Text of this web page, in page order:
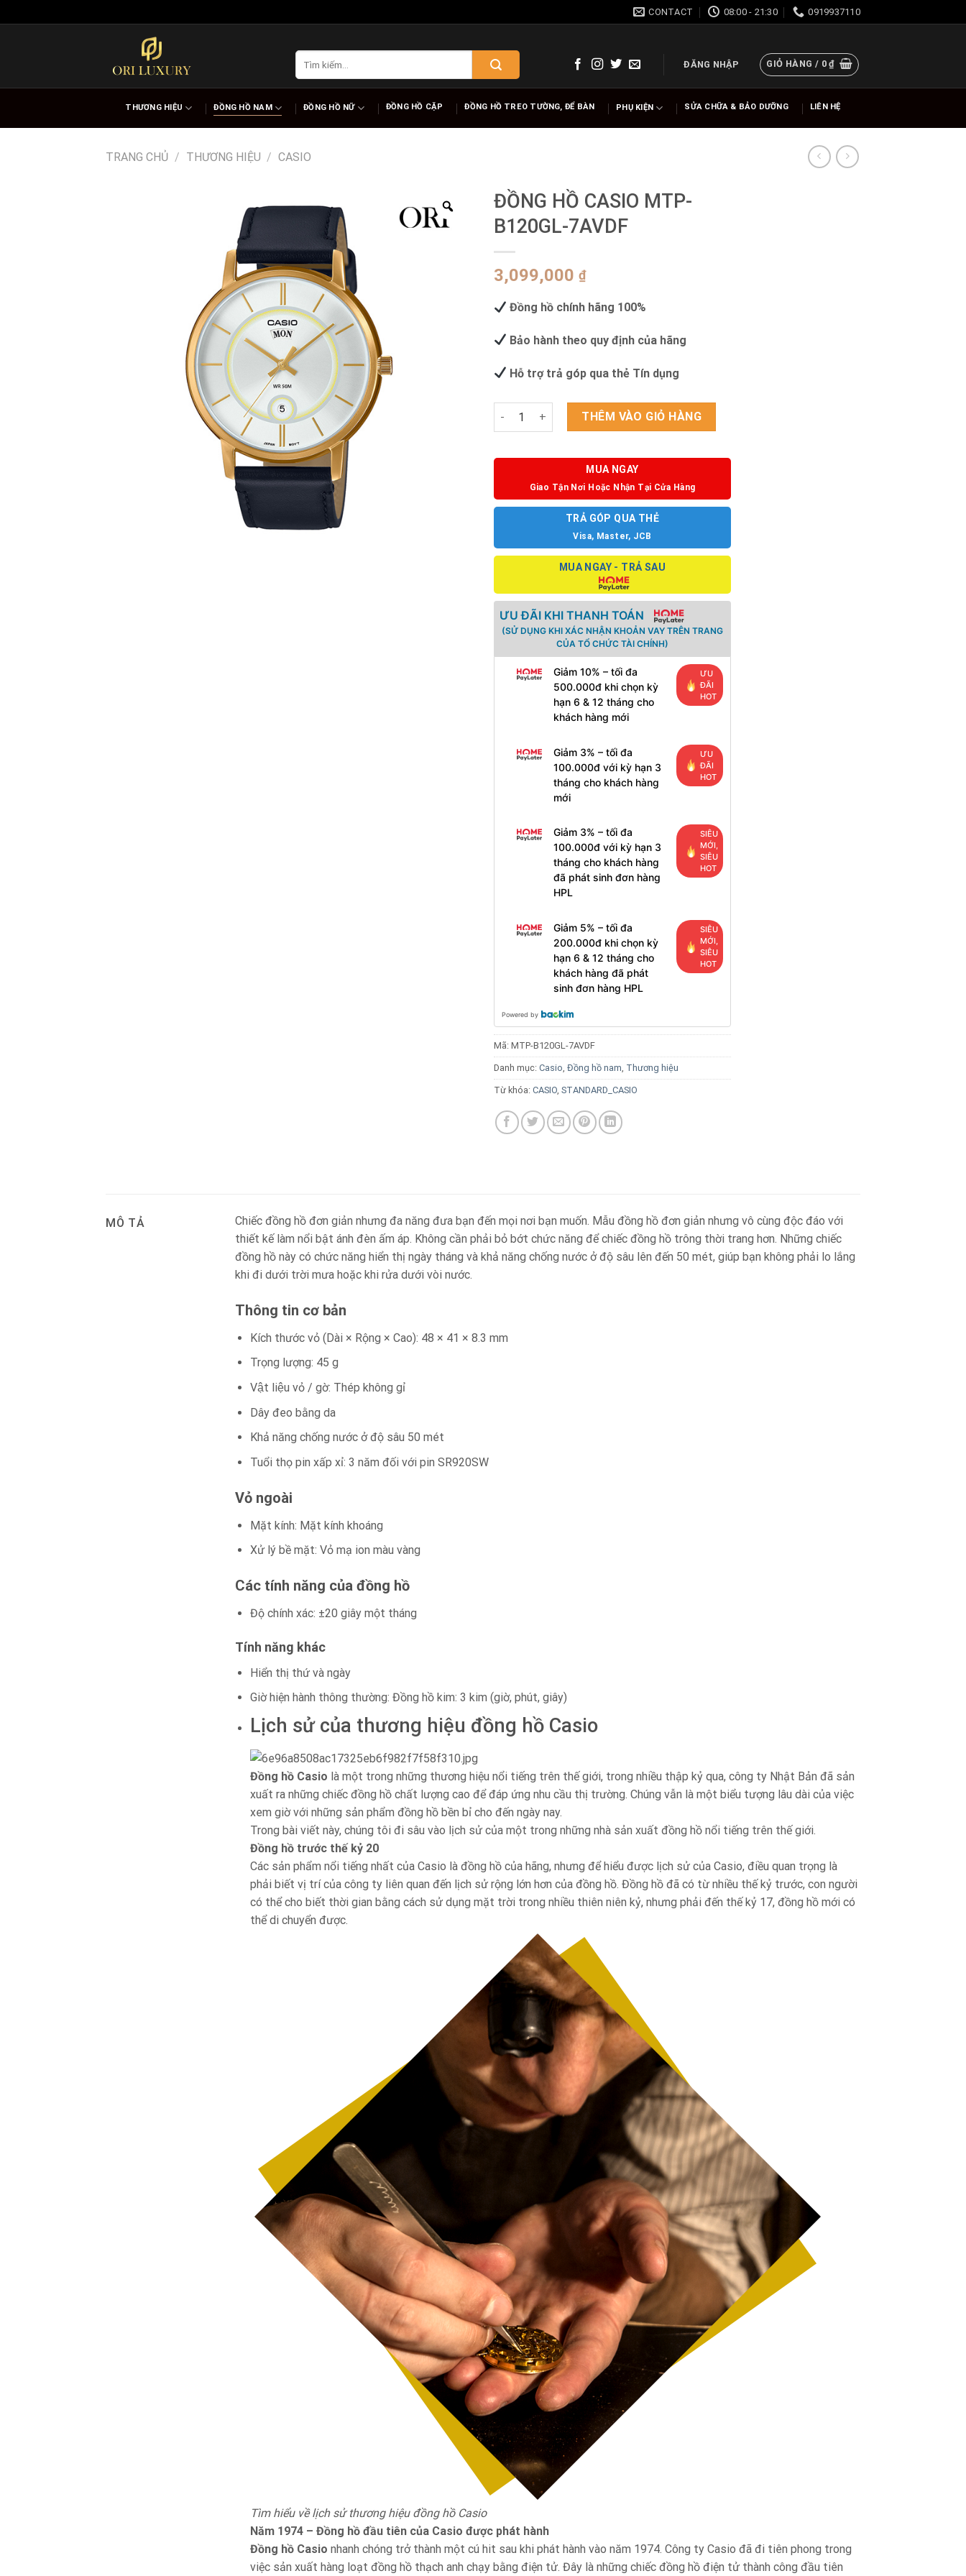
to
CONTACT 08:00 - 21:30 0919937110
ĐĂNG NHẬP GIỎ HÀNG / 0₫
THƯƠNG HIỆU ĐỒNG HỒ NAM ĐỒNG HỒ NỮ ĐỒNG HỒ CẶP ĐỒNG HỒ TREO TƯỜNG, ĐỂ BÀN PHỤ KIỆN SỬA CHỮA & BẢO DƯỠNG LIÊN HỆ
TRANG CHỦ / THƯƠNG HIỆU / CASIO
ĐỒNG HỒ CASIO MTP-
B120GL-7AVDF
3,099,000 ₫
Đồng hồ chính hãng 100%
Bảo hành theo quy định của hãng
Hỗ trợ trả góp qua thẻ Tín dụng
ĐỒNG HỒ CASIO MTP-B120GL-7AVDF số lượng
THÊM VÀO GIỎ HÀNG
MUA NGAY
Giao Tận Nơi Hoặc Nhận Tại Cửa Hàng
TRẢ GÓP QUA THẺ
Visa, Master, JCB
MUA NGAY - TRẢ SAU
ƯU ĐÃI KHI THANH TOÁN
(SỬ DỤNG KHI XÁC NHẬN KHOẢN VAY TRÊN TRANG
CỦA TỔ CHỨC TÀI CHÍNH)
Giảm 10% – tối đa
500.000đ khi chọn kỳ
hạn 6 & 12 tháng cho
khách hàng mới
ƯU
ĐÃI
HOT
Giảm 3% – tối đa
100.000đ với kỳ hạn 3
tháng cho khách hàng
mới
ƯU
ĐÃI
HOT
Giảm 3% – tối đa
100.000đ với kỳ hạn 3
tháng cho khách hàng
đã phát sinh đơn hàng
HPL
SIÊU
MỚI,
SIÊU
HOT
Giảm 5% – tối đa
200.000đ khi chọn kỳ
hạn 6 & 12 tháng cho
khách hàng đã phát
sinh đơn hàng HPL
SIÊU
MỚI,
SIÊU
HOT
Powered by
Mã: MTP-B120GL-7AVDF
Danh mục: Casio, Đồng hồ nam, Thương hiệu
Từ khóa: CASIO, STANDARD_CASIO
MÔ TẢ
Chiếc đồng hồ đơn giản nhưng đa năng đưa bạn đến mọi nơi bạn muốn. Mẫu đồng hồ đơn giản nhưng vô cùng độc đáo với
thiết kế làm nổi bật ánh đèn ấm áp. Không cần phải bỏ bớt chức năng để chiếc đồng hồ trông thời trang hơn. Những chiếc
đồng hồ này có chức năng hiển thị ngày tháng và khả năng chống nước ở độ sâu lên đến 50 mét, giúp bạn không phải lo lắng
khi đi dưới trời mưa hoặc khi rửa dưới vòi nước.
Thông tin cơ bản
Kích thước vỏ (Dài × Rộng × Cao): 48 × 41 × 8.3 mm
Trọng lượng: 45 g
Vật liệu vỏ / gờ: Thép không gỉ
Dây đeo bằng da
Khả năng chống nước ở độ sâu 50 mét
Tuổi thọ pin xấp xỉ: 3 năm đối với pin SR920SW
Vỏ ngoài
Mặt kính: Mặt kính khoáng
Xử lý bề mặt: Vỏ mạ ion màu vàng
Các tính năng của đồng hồ
Độ chính xác: ±20 giây một tháng
Tính năng khác
Hiển thị thứ và ngày
Giờ hiện hành thông thường: Đồng hồ kim: 3 kim (giờ, phút, giây)
Lịch sử của thương hiệu đồng hồ Casio
Đồng hồ Casio là một trong những thương hiệu nổi tiếng trên thế giới, trong nhiều thập kỷ qua, công ty Nhật Bản đã sản
xuất ra những chiếc đồng hồ chất lượng cao để đáp ứng nhu cầu thị trường. Chúng vẫn là một biểu tượng lâu dài của việc
xem giờ với những sản phẩm đồng hồ bền bỉ cho đến ngày nay.
Trong bài viết này, chúng tôi đi sâu vào lịch sử của một trong những nhà sản xuất đồng hồ nổi tiếng trên thế giới.
Đồng hồ trước thế kỷ 20
Các sản phẩm nổi tiếng nhất của Casio là đồng hồ của hãng, nhưng để hiểu được lịch sử của Casio, điều quan trọng là
phải biết vị trí của công ty liên quan đến lịch sử rộng lớn hơn của đồng hồ. Đồng hồ đã có từ nhiều thế kỷ trước, con người
có thể cho biết thời gian bằng cách sử dụng mặt trời trong nhiều thiên niên kỷ, nhưng phải đến thế kỷ 17, đồng hồ mới có
thể di chuyển được.
Tìm hiểu về lịch sử thương hiệu đồng hồ Casio
Năm 1974 – Đồng hồ đầu tiên của Casio được phát hành
Đồng hồ Casio nhanh chóng trở thành một cú hit sau khi phát hành vào năm 1974. Công ty Casio đã đi tiên phong trong
việc sản xuất hàng loạt đồng hồ thạch anh chạy bằng điện tử. Đây là những chiếc đồng hồ điện tử thành công đầu tiên